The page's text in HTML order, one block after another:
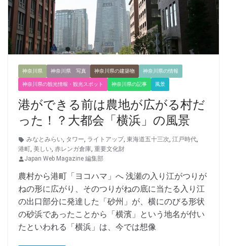
神奈川県 神奈川県 写真 神奈川県の建築物 神奈川県の情報
神奈川県の観光情報・観光スポット 神奈川県の記事 風景
港ができる前は農地が広がる村だ
った！？大都会「横浜」の風景
みなとみらい, タワー, ライトアップ, 東海道五十三次, 江戸時代,
港町, 美しい, 赤レンガ倉庫, 重要文化財
Japan Web Magazine 編集部
農村から港町「ヨコハマ」へ 浅瀬の入り江がつりが
ねの形に広がり、そのつりがねの底に当たる入り江
の出口部分に発達した「砂州」が、横にのびる形状
の砂浜であったことから「横濱」という地名が付い
たといわれる「横浜」は、今では想像